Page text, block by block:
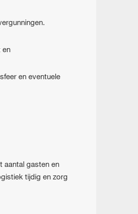
en
en eventuele
aantal gasten en
tijdig en zorg